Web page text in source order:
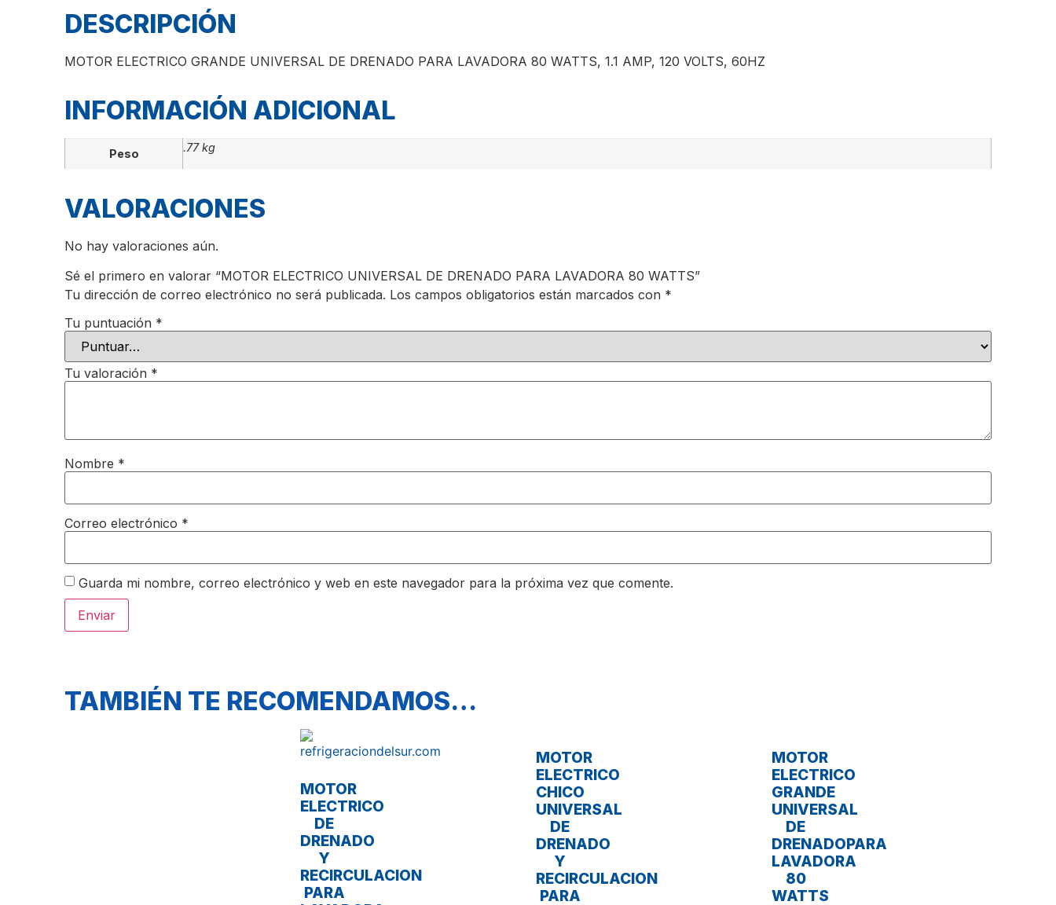
DESCRIPCIÓN
MOTOR ELECTRICO GRANDE UNIVERSAL DE DRENADO PARA LAVADORA 80 WATTS, 1.1 AMP, 120 VOLTS, 60HZ
INFORMACIÓN ADICIONAL
Peso .77 kg
VALORACIONES
No hay valoraciones aún.
Sé el primero en valorar “MOTOR ELECTRICO UNIVERSAL DE DRENADO PARA LAVADORA 80 WATTS”
Tu dirección de correo electrónico no será publicada. Los campos obligatorios están marcados con *
Tu puntuación *
Tu valoración *
Nombre *
Correo electrónico *
Guarda mi nombre, correo electrónico y web en este navegador para la próxima vez que comente.
TAMBIÉN TE RECOMENDAMOS…
MOTOR
ELECTRICO
DE
DRENADO
Y
RECIRCULACION
PARA
MOTOR
ELECTRICO
CHICO
UNIVERSAL
DE
DRENADO
Y
RECIRCULACION
PARA
MOTOR
ELECTRICO
GRANDE
UNIVERSAL
DE
DRENADOPARA
LAVADORA
80
WATTS